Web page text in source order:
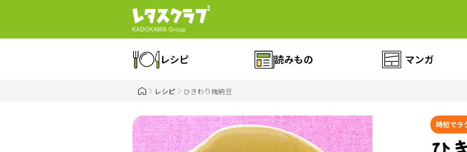
レシピ 読みもの マンガ
レシピ ひきわり梅納豆
時短でラ